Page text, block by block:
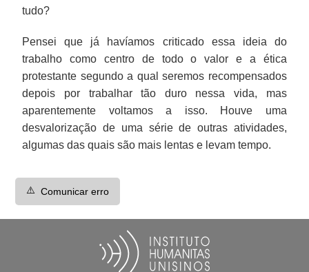
tudo?
Pensei que já havíamos criticado essa ideia do
trabalho como centro de todo o valor e a ética
protestante segundo a qual seremos recompensados
depois por trabalhar tão duro nessa vida, mas
aparentemente voltamos a isso. Houve uma
desvalorização de uma série de outras atividades,
algumas das quais são mais lentas e levam tempo.
⚠️ Comunicar erro